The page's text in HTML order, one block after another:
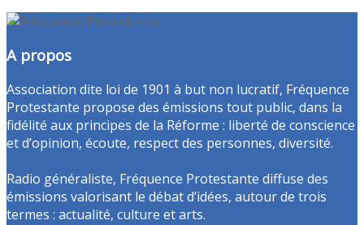
A propos
Association dite loi de 1901 à but non lucratif, Fréquence
Protestante propose des émissions tout public, dans la
fidélité aux principes de la Réforme : liberté de conscience
et d’opinion, écoute, respect des personnes, diversité.
Radio généraliste, Fréquence Protestante diffuse des
émissions valorisant le débat d’idées, autour de trois
termes : actualité, culture et arts.